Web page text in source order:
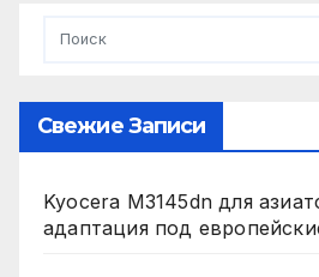
Свежие Записи
Kyocera M3145dn для
адаптация под